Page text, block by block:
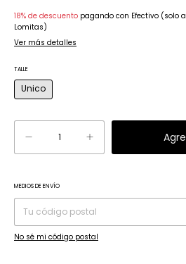
18% de descuento pagando con Efectivo (solo
Lomitas)
Ver más detalles
TALLE
Unico
Entregas para el CP:
MEDIOS DE ENVÍO
No sé mi código postal